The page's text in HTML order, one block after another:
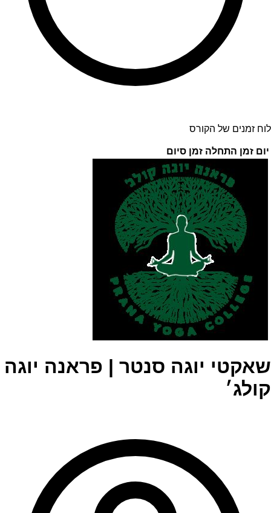
לוח זמנים של הקורס
יום זמן התחלה זמן סיום
שאקטי יוגה סנטר | פראנה יוגה
קולג׳